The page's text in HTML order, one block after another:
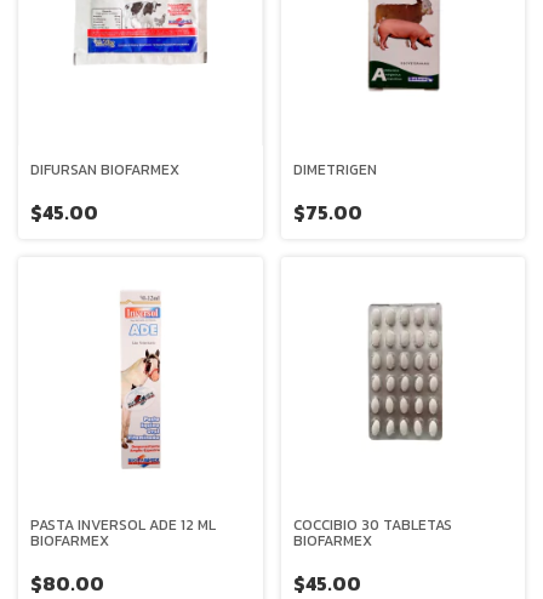
DIFURSAN BIOFARMEX
$45.00
DIMETRIGEN
$75.00
PASTA INVERSOL ADE 12 ML
BIOFARMEX
$80.00
COCCIBIO 30 TABLETAS
BIOFARMEX
$45.00